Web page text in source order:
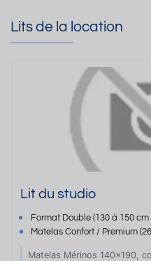
Lits de la location
Lit du studio
Format Double (130 à 150
Matelas Confort / Premium
Matelas Mérinos 140x190,